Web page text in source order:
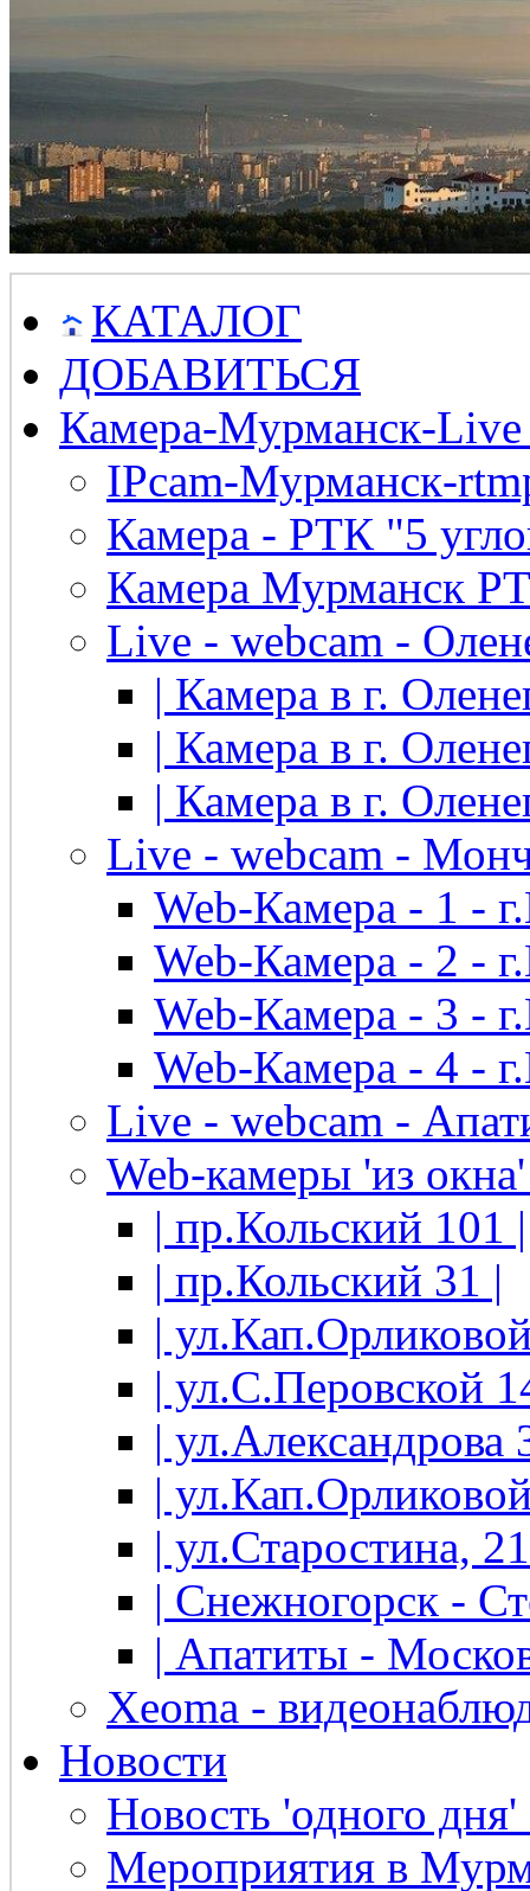
КАТАЛОГ
ДОБАВИТЬСЯ
Камера-Мурманск-
IPcam-Мурманск-
Камера - РТК "5
Камера Мурманск
Live - webcam -
| Камера в г.
| Камера в г.
| Камера в г.
Live - webcam -
Web-Камера - 1 -
Web-Камера - 2 -
Web-Камера - 3 -
Web-Камера - 4 -
Live - webcam -
Web-камеры 'из
| пр.Кольский 101 |
| пр.Кольский 31 |
|
| ул.С.Перовской
| ул.Александрова
|
| ул.Старостина,
| Снежногорск -
| Апатиты -
Xeoma -
Новости
Новость 'одного
Мероприятия в